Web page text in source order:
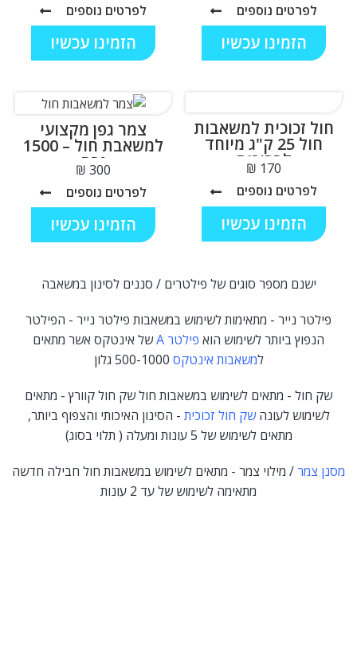
לפרטים נוספים
הזמינו עכשיו
לפרטים נוספים
הזמינו עכשיו
חול זכוכית למשאבות
חול 25 ק"ג מיוחד
לבריכות
₪
לפרטים נוספים
הזמינו עכשיו
צמר גפן מקצועי
למשאבת חול – 1500
גרם₪
לפרטים נוספים
הזמינו עכשיו
ישנם מספר סוגים של פילטרים / סננים לסינון במשאבה
פילטר נייר - מתאימות לשימוש במשאבות פילטר נייר - הפילטר
הנפוץ ביותר לשימוש הוא פילטר A
של אינטקס אשר מתאים
למשאבות אינטקס
שק חול - מתאים לשימוש במשאבות חול שק חול קוורץ - מתאים
לשימוש לעונהשק חול זכוכית - הסינון האיכותי והצפוף ביותר,
מתאים לשימוש של 5 עונות ומעלה ( תלוי בסוג)
מסנן צמר/ מילוי צמר - מתאים לשימוש במשאבות חול חבילה חדשה
מתאימה לשימוש של עד 2 עונות